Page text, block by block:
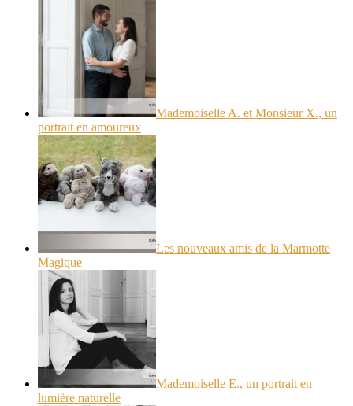
Mademoiselle A. et Monsieur X., un
portrait en amoureux
Les nouveaux amis de la Marmotte
Magique
Mademoiselle E., un portrait en
lumière naturelle